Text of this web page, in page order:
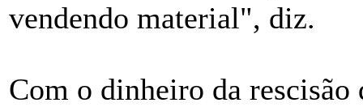
vendendo material", diz.
Com o dinheiro da